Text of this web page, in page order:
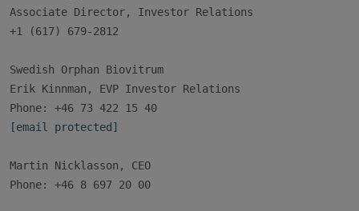
Associate Director, Investor Relations
+1 (617) 679-2812
Swedish Orphan Biovitrum
Erik Kinnman, EVP Investor Relations
[email protected]
Martin Nicklasson, CEO
Phone: +46 8 697 20 00